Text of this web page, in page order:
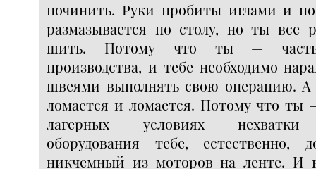
починить. Руки пробиты иглами и
размазывается по столу, но ты все
шить. Потому что ты — часть
производства, и тебе необходимо
швеями выполнять свою операцию. А
ломается и ломается. Потому что ты
лагерных условиях нехватки
оборудования тебе, естественно,
никчемный из моторов на ленте. И